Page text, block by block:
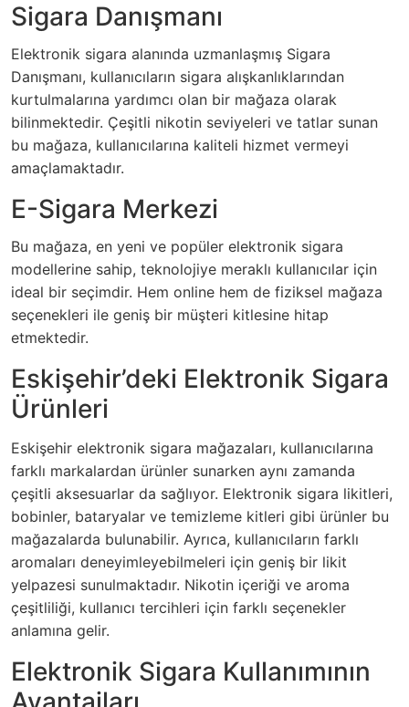
Sigara Danışmanı
Elektronik sigara alanında uzmanlaşmış Sigara
Danışmanı, kullanıcıların sigara alışkanlıklarından
kurtulmalarına yardımcı olan bir mağaza olarak
bilinmektedir. Çeşitli nikotin seviyeleri ve tatlar sunan
bu mağaza, kullanıcılarına kaliteli hizmet vermeyi
amaçlamaktadır.
E-Sigara Merkezi
Bu mağaza, en yeni ve popüler elektronik sigara
modellerine sahip, teknolojiye meraklı kullanıcılar için
ideal bir seçimdir. Hem online hem de fiziksel mağaza
seçenekleri ile geniş bir müşteri kitlesine hitap
etmektedir.
Eskişehir’deki Elektronik Sigara
Ürünleri
Eskişehir elektronik sigara mağazaları, kullanıcılarına
farklı markalardan ürünler sunarken aynı zamanda
çeşitli aksesuarlar da sağlıyor. Elektronik sigara likitleri,
bobinler, bataryalar ve temizleme kitleri gibi ürünler bu
mağazalarda bulunabilir. Ayrıca, kullanıcıların farklı
aromaları deneyimleyebilmeleri için geniş bir likit
yelpazesi sunulmaktadır. Nikotin içeriği ve aroma
çeşitliliği, kullanıcı tercihleri için farklı seçenekler
anlamına gelir.
Elektronik Sigara Kullanımının